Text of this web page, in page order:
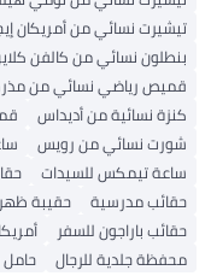
تيشيرت نسائي من أمريكان
بنطلون نسائي من كالفن
قميص رياضي نسائي من
كنزة نسائية من أديداس
شورت نسائي من رويس
ساعة تيمكس للسيدات
حقائب مدرسية
حقيبة
حقائب باراجون للسفر
محفظة جلدية للرجال
حامل